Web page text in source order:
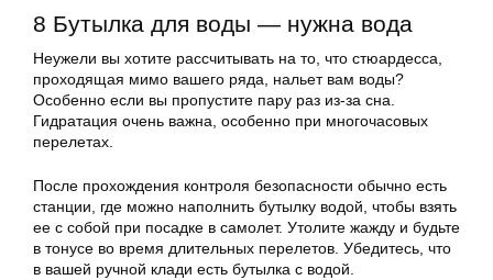
8 Бутылка для воды — нужна вода
Неужели вы хотите рассчитывать на то, что стюардесса,
проходящая мимо вашего ряда, нальет вам воды?
Особенно если вы пропустите пару раз из-за сна.
Гидратация очень важна, особенно при многочасовых
перелетах.
После прохождения контроля безопасности обычно есть
станции, где можно наполнить бутылку водой, чтобы взять
ее с собой при посадке в самолет. Утолите жажду и будьте
в тонусе во время длительных перелетов. Убедитесь, что
в вашей ручной клади есть бутылка с водой.